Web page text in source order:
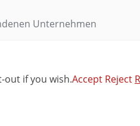
Unternehmen
out if you wish.Accept Reject